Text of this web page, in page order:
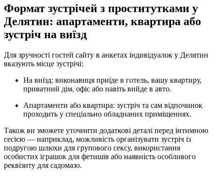
Формат зустрічей з проститутками у
Делятин: апартаменти, квартира або
зустріч на виїзд
Для зручності гостей сайту в анкетах індивідуалок у Делятин
вказують місце зустрічі:
На виїзд: виконавиця приїде в готель, вашу квартиру,
приватний дім, офіс або навіть вийде в авто.
Апартаменти або квартира: зустріч та сам відпочинок
проходить у спеціально обладнаних приміщеннях.
Також ви зможете уточнити додаткові деталі перед інтимною
сесією — наприклад, можливість організувати зустріч із
подругою шлюхи для групового сексу, використання
особистих іграшок для фетишів або наявність особливого
реквізиту для садомазо.